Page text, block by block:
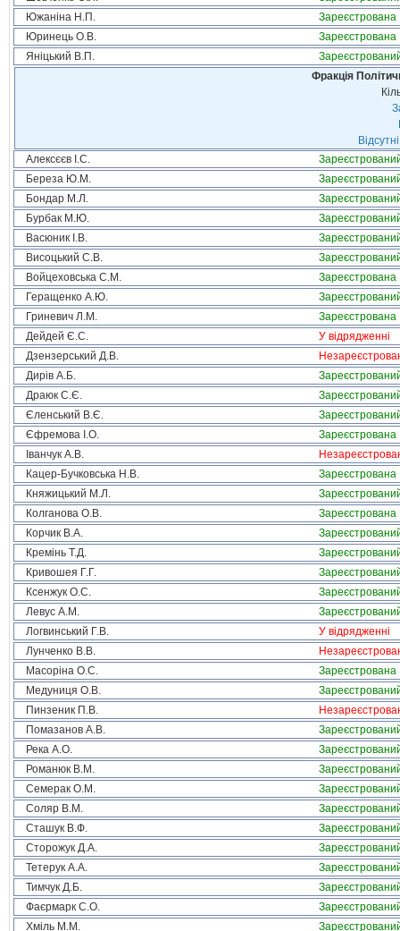
Южаніна Н.П.
Зареєстрована
Юринець О.В.
Зареєстрована
Яніцький В.П.
Фракція
Алексєєв І.С.
Береза Ю.М.
Бондар М.Л.
Бурбак М.Ю.
Васюник І.В.
Висоцький С.В.
Войцеховська С.М.
Зареєстрована
Геращенко А.Ю.
Гриневич Л.М.
Зареєстрована
Дейдей Є.С.
У відрядженні
Дзензерський Д.В.
Дирів А.Б.
Драюк С.Є.
Єленський В.Є.
Єфремова І.О.
Зареєстрована
Іванчук А.В.
Кацер-Бучковська Н.В.
Зареєстрована
Княжицький М.Л.
Колганова О.В.
Зареєстрована
Корчик В.А.
Кремінь Т.Д.
Кривошея Г.Г.
Ксенжук О.С.
Левус А.М.
Логвинський Г.В.
У відрядженні
Лунченко В.В.
Масоріна О.С.
Зареєстрована
Медуниця О.В.
Пинзеник П.В.
Помазанов А.В.
Река А.О.
Романюк В.М.
Семерак О.М.
Соляр В.М.
Сташук В.Ф.
Сторожук Д.А.
Тетерук А.А.
Тимчук Д.Б.
Фаєрмарк С.О.
Хміль М.М.